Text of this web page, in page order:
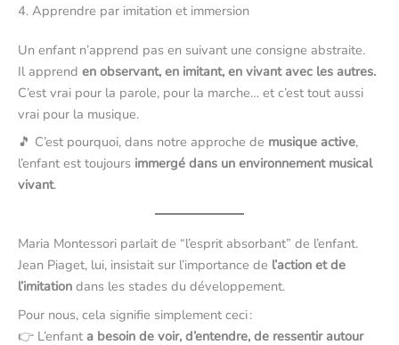
4. Apprendre par imitation et immersion
Un enfant n’apprend pas en suivant une consigne abstraite.
Il apprend en observant, en imitant, en vivant avec les autres.
C’est vrai pour la parole, pour la marche… et c’est tout aussi
vrai pour la musique.
🎵 C’est pourquoi, dans notre approche de musique active,
l’enfant est toujours immergé dans un environnement musical
vivant.
Maria Montessori parlait de “l’esprit absorbant” de l’enfant.
Jean Piaget, lui, insistait sur l’importance de l’action et de
l’imitation dans les stades du développement.
Pour nous, cela signifie simplement ceci :
👉 L’enfant a besoin de voir, d’entendre, de ressentir autour